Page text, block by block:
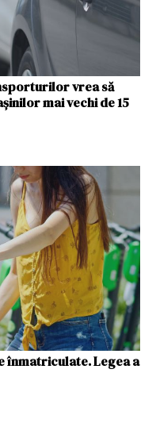
vrea să
mai vechi de 15
înmatriculate. Legea a